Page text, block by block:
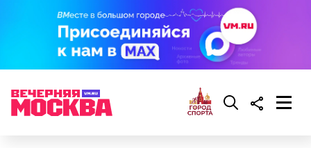
— Особенно с мая по август. Столкнуться с
явлением можно и осенью, но вероятность уже
ниже. Август — основное время. Оно совпадает с
максимальной активностью гроз: конец июля —
начало августа, — добавил Бычков.
По словам Макеева, авария на АЭС научила мир
многому. Важно помнить, что мир очень хрупкий,
нужно его беречь.